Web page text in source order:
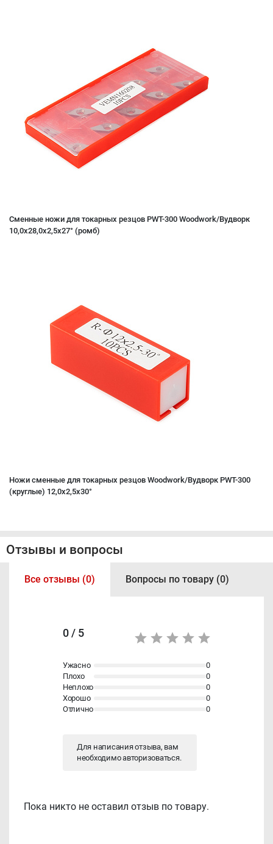
Сменные ножи для токарных резцов PWT-300 Woodwork/Вудворк
10,0x28,0x2,5x27° (ромб)
Ножи сменные для токарных резцов Woodwork/Вудворк PWT-300
(круглые) 12,0x2,5x30°
Отзывы и вопросы
Все отзывы (0) Вопросы по товару (0)
Пока никто не оставил отзыв по товару.
0 / 5
Ужасно
0
Плохо
0
Неплохо
0
Хорошо
0
Отлично
0
Для написания отзыва, вам
необходимоавторизоваться.